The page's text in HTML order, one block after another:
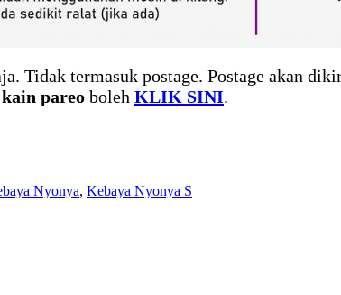
Tidak termasuk postage. Postage akan
kain pareo boleh KLIK SINI.
Nyonya, Kebaya Nyonya S